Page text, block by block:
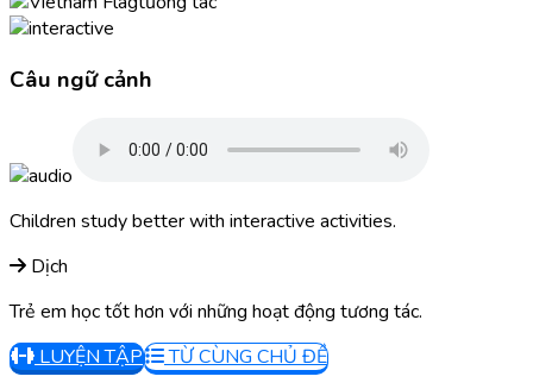
Câu ngữ cảnh
Children study better with interactive activities.
Dịch
Trẻ em học tốt hơn với những hoạt động tương tác.
LUYỆN TẬP
TỪ CÙNG CHỦ ĐỀ